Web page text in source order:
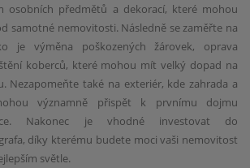
osobních předmětů a dekorací, které mohou
samotné nemovitosti. Následně se zaměřte na
je výměna poškozených žárovek, oprava
koberců, které mohou mít velký dopad na
Nezapomeňte také na exteriér, kde zahrada a
významně přispět k prvnímu dojmu
Nakonec je vhodné investovat do
díky kterému budete moci vaši nemovitost
světle.